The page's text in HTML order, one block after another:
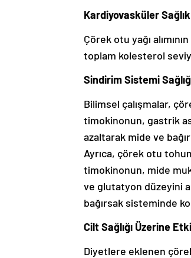
Kardiyovasküler Sağlık
Çörek otu yağı
toplam kolesterol
Sindirim Sistemi
Bilimsel çalışmalar,
timokinonun, gastrik
azaltarak mide ve
Ayrıca, çörek otu
timokinonun, mide
ve glutatyon düzeyini
bağırsak sisteminde
Cilt Sağlığı Üzerine
Diyetlere eklenen